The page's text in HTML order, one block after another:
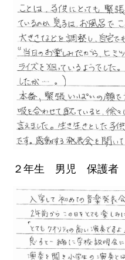
２年生 男児 保護者